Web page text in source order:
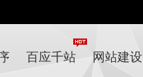
百应千站 网站建设